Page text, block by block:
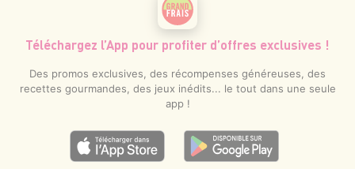
Téléchargez l’App pour profiter d’offres exclusives !
Des promos exclusives, des récompenses généreuses, des
recettes gourmandes, des jeux inédits... le tout dans une seule
app !